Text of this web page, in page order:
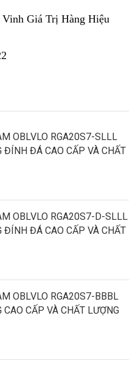
Giá Trị Hàng Hiệu
OBLVLO RGA20S7-SLLL
ĐÍNH ĐÁ CAO CẤP VÀ CHẤT
OBLVLO RGA20S7-D-SLLL
ĐÍNH ĐÁ CAO CẤP VÀ CHẤT
OBLVLO RGA20S7-BBBL
CAO CẤP VÀ CHẤT LƯỢNG